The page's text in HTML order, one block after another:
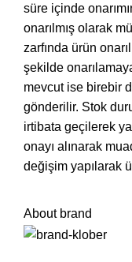
süre içinde
onarılmış olarak
zarfında ürün
şekilde
mevcut ise birebir
gönderilir. Stok
irtibata geçilerek
onayı alınarak
değişim yapılarak
About brand